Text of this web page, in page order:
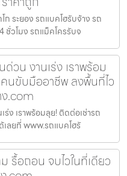
ระยอง รถแบคโฮรับจ้าง รถ
ชั่วโมง รถแม็คโครรับจ
วน งานเร่ง เราพร้อม
นขับมืออาชีพ ลงพื้นที่ไว
.com
ง เราพร้อมลุย! ติดต่อเช่ารถ
ลยที่ www.รถแบคโฮรั
รื้อถอน จบไวในที่เดียว